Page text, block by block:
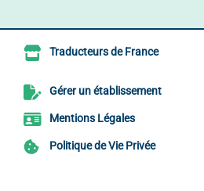
Traducteurs de France
Gérer un établissement
Mentions Légales
Politique de Vie Privée